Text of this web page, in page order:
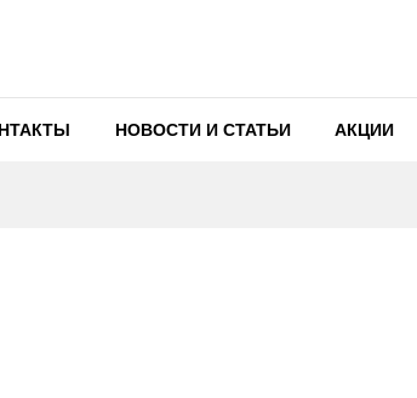
НОВОСТИ И СТАТЬИ АКЦИИ